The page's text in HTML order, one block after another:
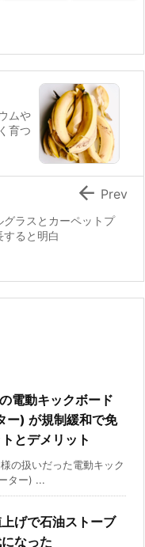
ムや
育つ
グラスとカーペットプ
ると明白
 Prev
電動キックボード
ー) が規制緩和で免
とデメリット
の扱いだった電動キック
ター) ...
げで石油ストーブ
なった